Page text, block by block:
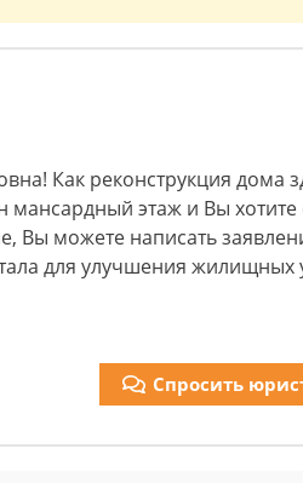
Как реконструкция дома
мансардный этаж и Вы хотите
Вы можете написать
для улучшения жилищных
Спросить